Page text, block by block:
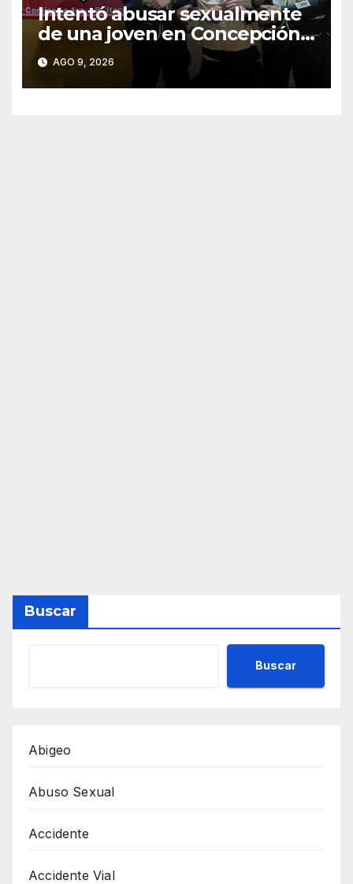
Intentó abusar sexualmente
de una joven en Concepción y
fue aprehendido
AGO 9, 2026
Buscar
Buscar
Abigeo
Abuso Sexual
Accidente
Accidente Vial